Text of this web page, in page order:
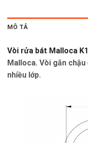
MÔ TẢ
Vòi rửa bát Malloca
Malloca. Vòi gắn
nhiều lớp.